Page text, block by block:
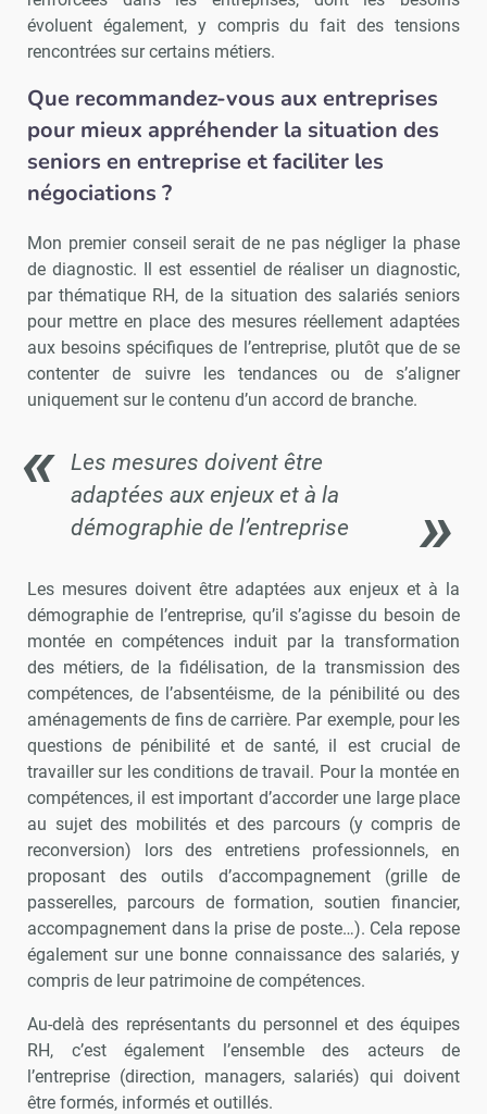
évoluent également, y compris du fait des tensions
rencontrées sur certains métiers.
Que recommandez-vous aux entreprises
pour mieux appréhender la situation des
seniors en entreprise et faciliter les
négociations ?
Mon premier conseil serait de ne pas négliger la phase
de diagnostic. Il est essentiel de réaliser un diagnostic,
par thématique RH, de la situation des salariés seniors
pour mettre en place des mesures réellement adaptées
aux besoins spécifiques de l’entreprise, plutôt que de se
contenter de suivre les tendances ou de s’aligner
uniquement sur le contenu d’un accord de branche.
Les mesures doivent être
adaptées aux enjeux et à la
démographie de l’entreprise
Les mesures doivent être adaptées aux enjeux et à la
démographie de l’entreprise, qu’il s’agisse du besoin de
montée en compétences induit par la transformation
des métiers, de la fidélisation, de la transmission des
compétences, de l’absentéisme, de la pénibilité ou des
aménagements de fins de carrière. Par exemple, pour les
questions de pénibilité et de santé, il est crucial de
travailler sur les conditions de travail. Pour la montée en
compétences, il est important d’accorder une large place
au sujet des mobilités et des parcours (y compris de
reconversion) lors des entretiens professionnels, en
proposant des outils d’accompagnement (grille de
passerelles, parcours de formation, soutien financier,
accompagnement dans la prise de poste…). Cela repose
également sur une bonne connaissance des salariés, y
compris de leur patrimoine de compétences.
Au-delà des représentants du personnel et des équipes
RH, c’est également l’ensemble des acteurs de
l’entreprise (direction, managers, salariés) qui doivent
être formés, informés et outillés.